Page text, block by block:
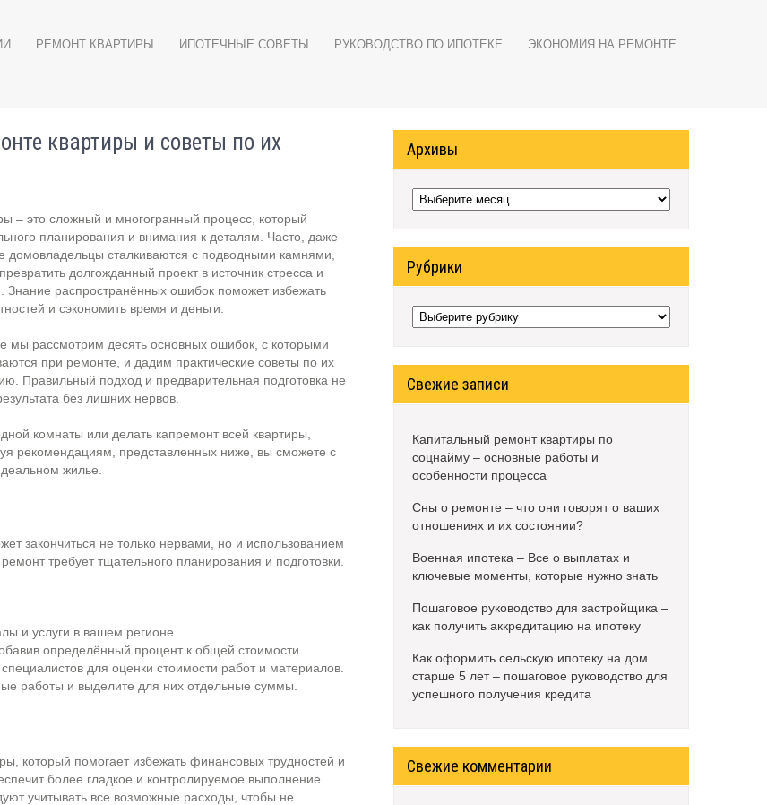
РЕМОНТ КВАРТИРЫ ИПОТЕЧНЫЕ СОВЕТЫ РУКОВОДСТВО ПО ИПОТЕКЕ ЭКОНОМИЯ НА РЕМОНТЕ
квартиры и советы по их
– это сложный и многогранный процесс, который
планирования и внимания к деталям. Часто, даже
домовладельцы сталкиваются с подводными камнями,
долгожданный проект в источник стресса и
Знание распространённых ошибок поможет избежать
и сэкономить время и деньги.
мы рассмотрим десять основных ошибок, с которыми
при ремонте, и дадим практические советы по их
Правильный подход и предварительная подготовка не
без лишних нервов.
комнаты или делать капремонт всей квартиры,
рекомендациям, представленных ниже, вы сможете с
жилье.
закончиться не только нервами, но и использованием
требует тщательного планирования и подготовки.
и услуги в вашем регионе.
определённый процент к общей стоимости.
для оценки стоимости работ и материалов.
работы и выделите для них отдельные суммы.
который помогает избежать финансовых трудностей и
более гладкое и контролируемое выполнение
учитывать все возможные расходы, чтобы не
Архивы
Архивы
Рубрики
Рубрики
Свежие записи
Капитальный ремонт квартиры по
соцнайму – основные работы и
особенности процесса
Сны о ремонте – что они говорят о ваших
отношениях и их состоянии?
Военная ипотека – Все о выплатах и
ключевые моменты, которые нужно знать
Пошаговое руководство для застройщика –
как получить аккредитацию на ипотеку
Как оформить сельскую ипотеку на дом
старше 5 лет – пошаговое руководство для
успешного получения кредита
Свежие комментарии